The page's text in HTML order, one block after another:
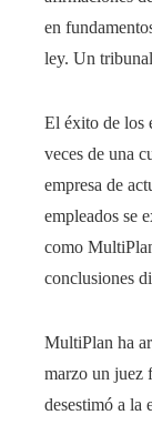
en
ley. Un
El éxito de los
veces de una
empresa de
empleados se
como
conclusiones
MultiPlan ha
marzo un juez
desestimó a la